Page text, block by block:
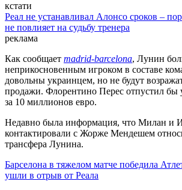
кстати
Реал не устанавливал Алонсо сроков –
не повлияет на судьбу тренера
реклама
Как сообщает madrid-barcelona, Лунин
неприкосновенным игроком в составе
довольны украинцем, но не будут
продажи. Флорентино Перес отпустил
за 10 миллионов евро.
Недавно была информация, что Милан и
контактировали с Жорже Мендешем
трансфера Лунина.
Барселона в тяжелом матче победила
ушли в отрыв от Реала